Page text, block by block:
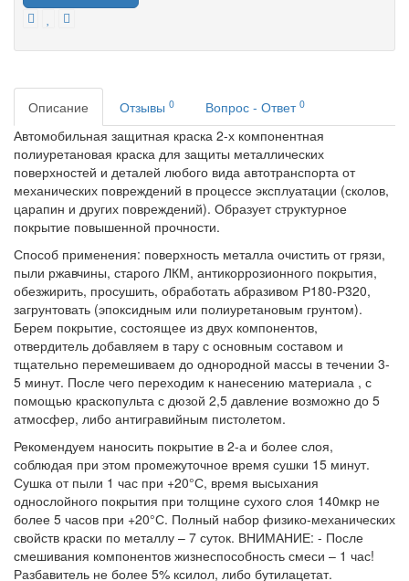
Описание Отзывы 0 Вопрос - Ответ 0
Автомобильная защитная краска 2-х компонентная
полиуретановая краска для защиты металлических
поверхностей и деталей любого вида автотранспорта от
механических повреждений в процессе эксплуатации (сколов,
царапин и других повреждений). Образует структурное
покрытие повышенной прочности.
Способ применения: поверхность металла очистить от грязи,
пыли ржавчины, старого ЛКМ, антикоррозионного покрытия,
обезжирить, просушить, обработать абразивом Р180-Р320,
загрунтовать (эпоксидным или полиуретановым грунтом).
Берем покрытие, состоящее из двух компонентов,
отвердитель добавляем в тару с основным составом и
тщательно перемешиваем до однородной массы в течении 3-
5 минут. После чего переходим к нанесению материала , с
помощью краскопульта с дюзой 2,5 давление возможно до 5
атмосфер, либо антигравийным пистолетом.
Рекомендуем наносить покрытие в 2-а и более слоя,
соблюдая при этом промежуточное время сушки 15 минут.
Сушка от пыли 1 час при +20°С, время высыхания
однослойного покрытия при толщине сухого слоя 140мкр не
более 5 часов при +20°С. Полный набор физико-механических
свойств краски по металлу – 7 суток. ВНИМАНИЕ: - После
смешивания компонентов жизнеспособность смеси – 1 час!
Разбавитель не более 5% ксилол, либо бутилацетат.